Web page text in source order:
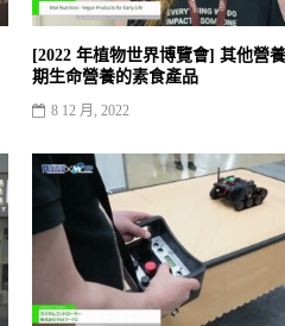
[2022 年植物世界博覽會] 其他營
期生命營養的素食產品
8 12 月, 2022